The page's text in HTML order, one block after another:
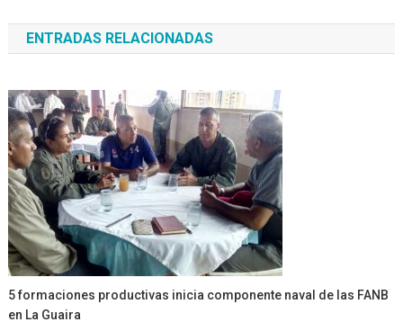
de
entradas
ENTRADAS RELACIONADAS
5 formaciones productivas inicia componente naval de las FANB
en La Guaira